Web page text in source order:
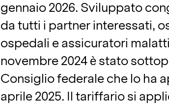
gennaio 2026. Sviluppato
da tutti i partner interessati,
ospedali e assicuratori
novembre 2024 è stato
Consiglio federale che lo ha
aprile 2025. Il tariffario si